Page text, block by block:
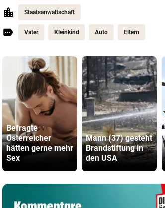
Staatsanwaltschaft
Vater Kleinkind Auto Eltern
Befragte
Österreicher
hätten gerne mehr
Sex
Mann (37) gesteht
Brandstiftung in
den USA